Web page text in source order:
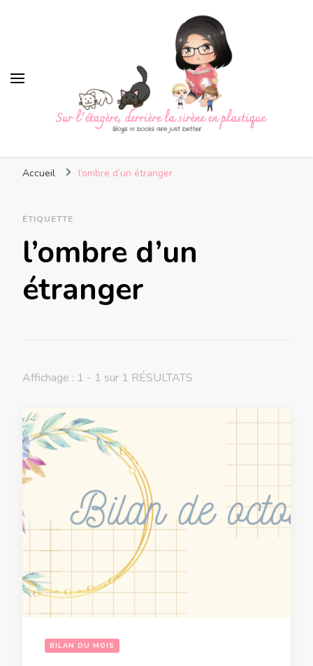
sirène en plastique
Accueil l’ombre d’un étranger
ÉTIQUETTE
l’ombre d’un
étranger
Affichage : 1 - 1 sur 1 RÉSULTATS
BILAN DU MOIS